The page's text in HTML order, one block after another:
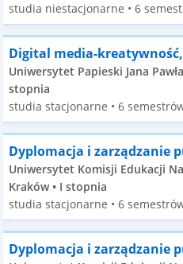
studia niestacjonarne • 6
Digital media-
Uniwersytet Papieski Jana
stopnia
studia stacjonarne • 6
Dyplomacja i zarządzanie
Uniwersytet Komisji Edukacji
Kraków • I stopnia
studia stacjonarne • 6
Dyplomacja i zarządzanie